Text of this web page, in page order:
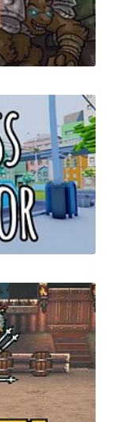
Pit